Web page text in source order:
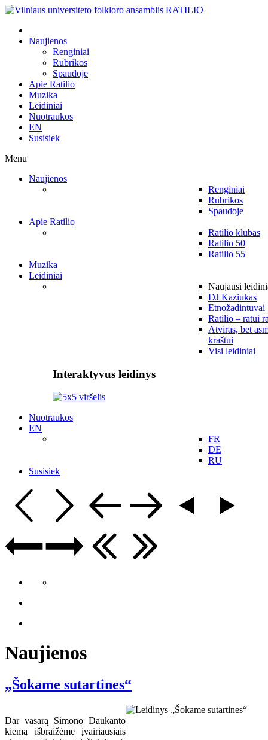
Naujienos
Renginiai
Rubrikos
Spaudoje
Apie Ratilio
Muzika
Leidiniai
Nuotraukos
EN
Susisiek
Menu
Naujienos
Renginiai
Rubrikos
Spaudoje
Apie Ratilio
Ratilio klubas
Ratilio 50
Ratilio 55
Muzika
Leidiniai
Naujausi
DJ Kaziukas
Etnožadintuvai
Ratilio – ratui
Atviras, bet
kraštui
Visi leidiniai
Interaktyvus leidinys
Nuotraukos
EN
FR
DE
RU
Susisiek
Naujienos
„Šokame sutartines“
Dar vasarą Simono Daukanto
kiemą išbraižėme įvairiausiais